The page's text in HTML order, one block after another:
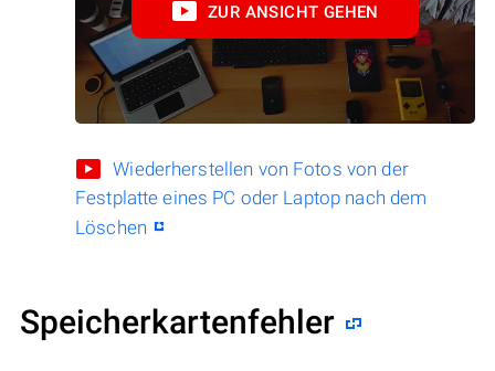
ZUR ANSICHT GEHEN
Wiederherstellen von Fotos von der
Festplatte eines PC oder Laptop nach dem
Löschen
Speicherkartenfehler